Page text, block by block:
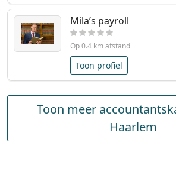
Mila’s payroll
Op 0.4 km afstand
Toon profiel
Toon meer
Haarlem